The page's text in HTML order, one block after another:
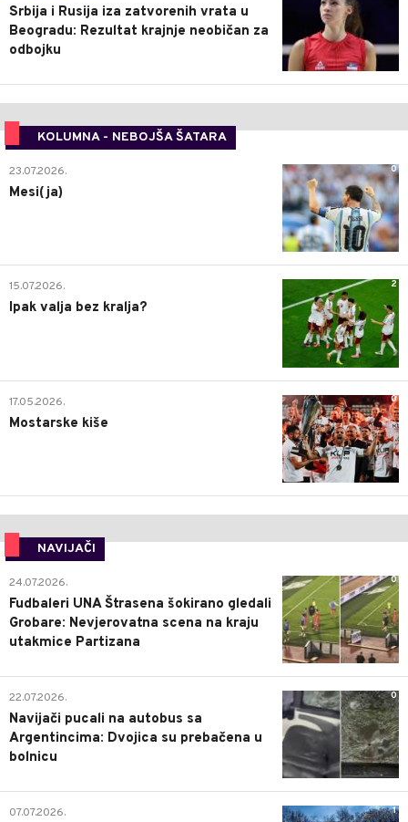
Srbija i Rusija iza zatvorenih vrata u
Beogradu: Rezultat krajnje neobičan za
odbojku
KOLUMNA - NEBOJŠA ŠATARA
0
23.07.2026.
Mesi(ja)
2
15.07.2026.
Ipak valja bez kralja?
0
17.05.2026.
Mostarske kiše
NAVIJAČI
0
24.07.2026.
Fudbaleri UNA Štrasena šokirano gledali
Grobare: Nevjerovatna scena na kraju
utakmice Partizana
0
22.07.2026.
Navijači pucali na autobus sa
Argentincima: Dvojica su prebačena u
bolnicu
1
07.07.2026.